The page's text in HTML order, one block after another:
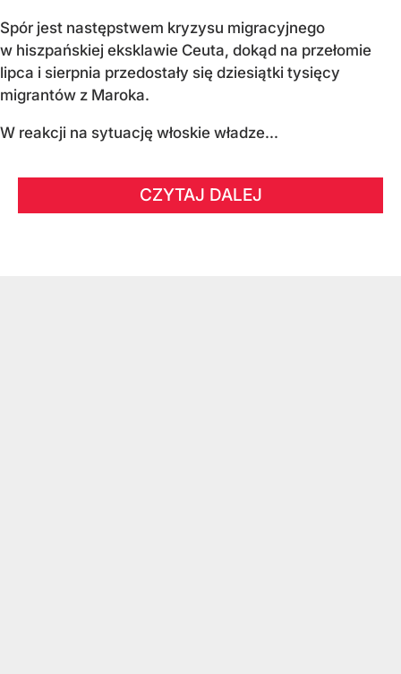
Spór jest następstwem kryzysu migracyjnego
w hiszpańskiej eksklawie Ceuta, dokąd na przełomie
lipca i sierpnia przedostały się dziesiątki tysięcy
migrantów z Maroka.
W reakcji na sytuację włoskie władze...
CZYTAJ DALEJ